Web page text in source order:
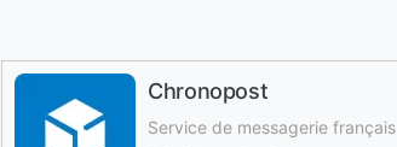
Chronopost
Service de messagerie français